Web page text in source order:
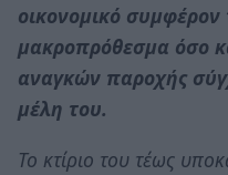
οικονομικό
μακροπρόθεσμα όσο
αναγκών παροχής
μέλη του.
Το κτίριο του τέως